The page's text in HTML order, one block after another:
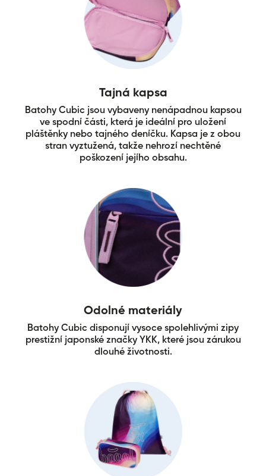
Tajná kapsa
Batohy Cubic jsou vybaveny nenápadnou kapsou
ve spodní části, která je ideální pro uložení
pláštěnky nebo tajného deníčku. Kapsa je z obou
stran vyztužená, takže nehrozí nechtěné
poškození jejího obsahu.
Odolné materiály
Batohy Cubic disponují vysoce spolehlivými zipy
prestižní japonské značky YKK, které jsou zárukou
dlouhé životnosti.